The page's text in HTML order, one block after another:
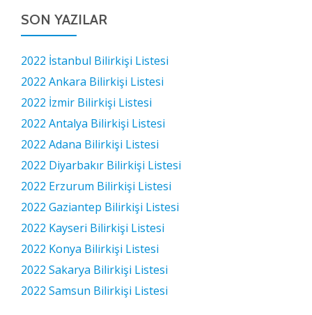
SON YAZILAR
2022 İstanbul Bilirkişi Listesi
2022 Ankara Bilirkişi Listesi
2022 İzmir Bilirkişi Listesi
2022 Antalya Bilirkişi Listesi
2022 Adana Bilirkişi Listesi
2022 Diyarbakır Bilirkişi Listesi
2022 Erzurum Bilirkişi Listesi
2022 Gaziantep Bilirkişi Listesi
2022 Kayseri Bilirkişi Listesi
2022 Konya Bilirkişi Listesi
2022 Sakarya Bilirkişi Listesi
2022 Samsun Bilirkişi Listesi